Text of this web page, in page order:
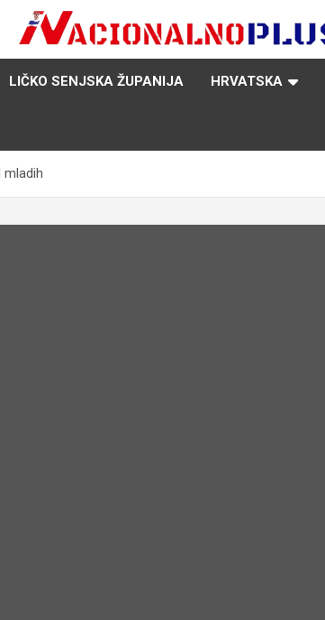
NacionalnoPlus.hr
Nacija želi znati više
LIČKO SENJSKA ŽUPANIJA HRVATSKA